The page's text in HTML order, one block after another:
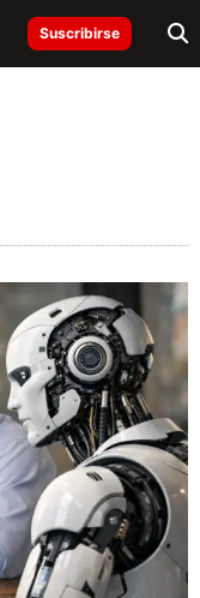
Suscribirse